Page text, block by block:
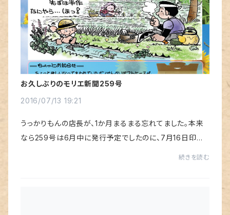
お久しぶりのモリエ新聞259号
2016/07/13 19:21
うっかりもんの店長が、1か月まるまる忘れてました。本来
なら259号は6月中に発行予定でしたのに、7月16日印刷
続きを読む